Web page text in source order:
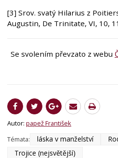
[3] Srov. svatý Hilarius z
Augustin, De Trinitate, VI, 10,
Se svolením převzato z webu
Autor: papež František
Témata:
láska v manželství
Trojice (nejsvětější)